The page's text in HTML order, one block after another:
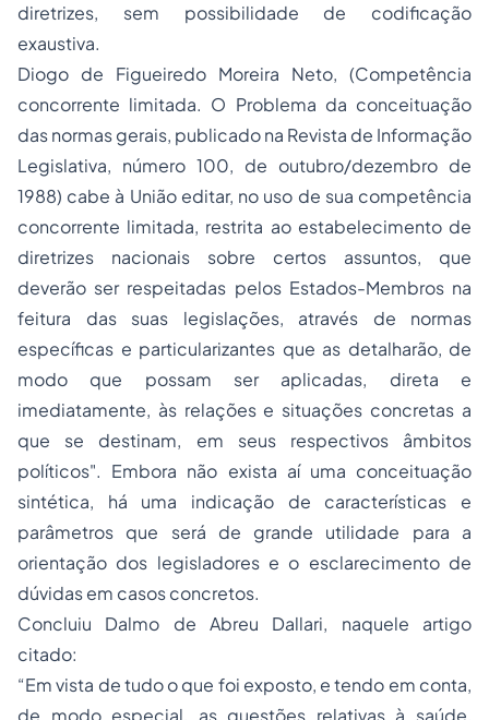
diretrizes, sem possibilidade de codificação
exaustiva.
Diogo de Figueiredo Moreira Neto, (Competência
concorrente limitada. O Problema da conceituação
das normas gerais, publicado na Revista de Informação
Legislativa, número 100, de outubro/dezembro de
1988) cabe à União editar, no uso de sua competência
concorrente limitada, restrita ao estabelecimento de
diretrizes nacionais sobre certos assuntos, que
deverão ser respeitadas pelos Estados-Membros na
feitura das suas legislações, através de normas
específicas e particularizantes que as detalharão, de
modo que possam ser aplicadas, direta e
imediatamente, às relações e situações concretas a
que se destinam, em seus respectivos âmbitos
políticos". Embora não exista aí uma conceituação
sintética, há uma indicação de características e
parâmetros que será de grande utilidade para a
orientação dos legisladores e o esclarecimento de
dúvidas em casos concretos.
Concluiu Dalmo de Abreu Dallari, naquele artigo
citado:
“Em vista de tudo o que foi exposto, e tendo em conta,